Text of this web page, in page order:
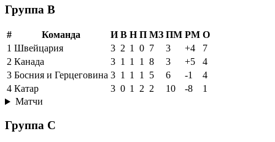
Группа B
# Команда И В Н П МЗ ПМ РМ О
1 Швейцария 3 2 1 0 7 3 +4
7
2 Канада 3 1 1 1 8 3 +5
4
3 Босния и Герцеговина 3 1 1 1 5 6 -1
4
4 Катар 3 0 1 2 2 10 -8
1
Матчи
Группа C